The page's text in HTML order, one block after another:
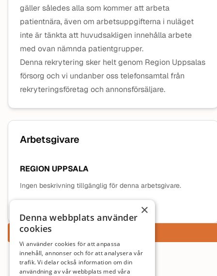
gäller således alla som kommer att arbeta
patientnära, även om arbetsuppgifterna i nuläget
inte är tänkta att huvudsakligen innehålla arbete
med ovan nämnda patientgrupper.
Denna rekrytering sker helt genom Region Uppsalas
försorg och vi undanber oss telefonsamtal från
rekryteringsföretag och annonsförsäljare.
Arbetsgivare
REGION UPPSALA
Ingen beskrivning tillgänglig för denna arbetsgivare.
×
Denna webbplats använder
cookies
Vi använder cookies för att anpassa
innehåll, annonser och för att analysera vår
trafik. Vi delar också information om din
användning av vår webbplats med våra